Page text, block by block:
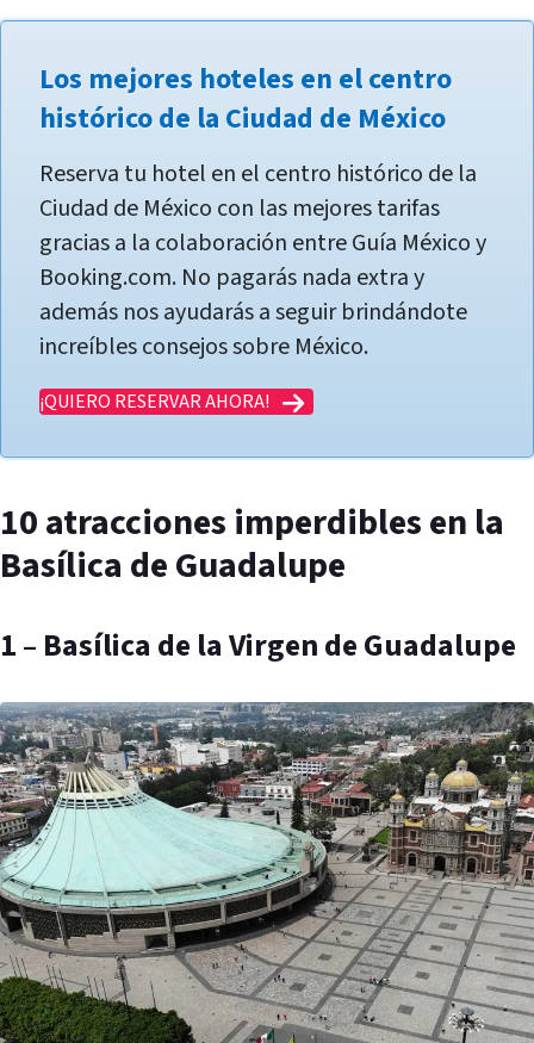
Los mejores hoteles en el centro
histórico de la Ciudad de México
Reserva tu hotel en el centro histórico de la
Ciudad de México con las mejores tarifas
gracias a la colaboración entre Guía México y
Booking.com. No pagarás nada extra y
además nos ayudarás a seguir brindándote
increíbles consejos sobre México.
¡QUIERO RESERVAR AHORA!
10 atracciones imperdibles en la
Basílica de Guadalupe
1 – Basílica de la Virgen de Guadalupe